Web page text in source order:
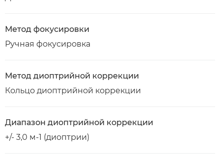
Метод фокусировки
Ручная фокусировка
Метод диоптрийной коррекции
Кольцо диоптрийной коррекции
Диапазон диоптрийной коррекции
+/- 3,0 м-1 (диоптрии)